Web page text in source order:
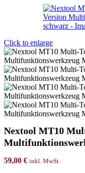
Click to enlarge
Nextool MT10
59,00 € inkl. MwSt.